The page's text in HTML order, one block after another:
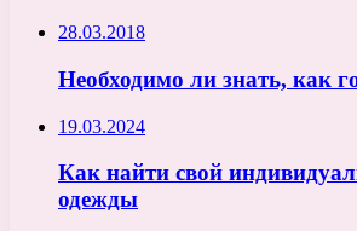
28.03.2018
Необходимо ли знать, как
19.03.2024
Как найти свой
одежды